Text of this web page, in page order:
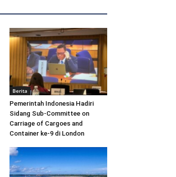
Berita
Pemerintah Indonesia Hadiri
Sidang Sub-Committee on
Carriage of Cargoes and
Container ke-9 di London